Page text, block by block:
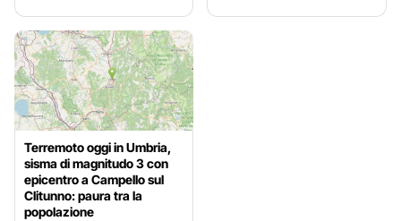
Terremoto oggi in Umbria,
sisma di magnitudo 3 con
epicentro a Campello sul
Clitunno: paura tra la
popolazione